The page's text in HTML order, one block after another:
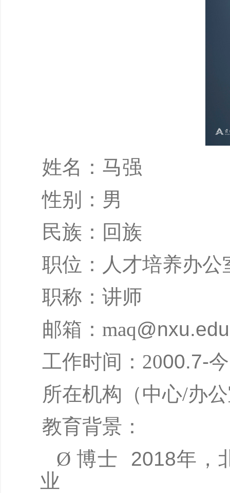
姓名：马强
性别：男
民族：回族
职位：人才培养办公
职称：讲师
邮箱： maq
工作时间： 2000.7-今
所在机构（中心/办
教育背景：
Ø博士 2018年，
业